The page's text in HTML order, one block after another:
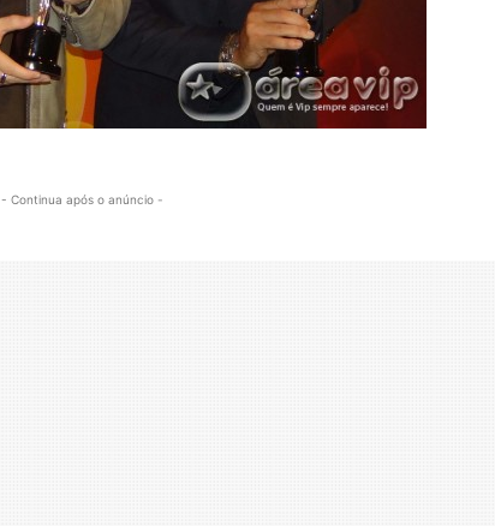
- Continua após o anúncio -